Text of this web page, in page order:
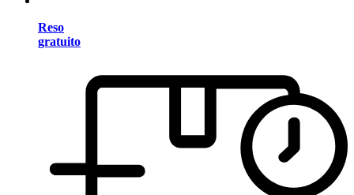
Reso
gratuito